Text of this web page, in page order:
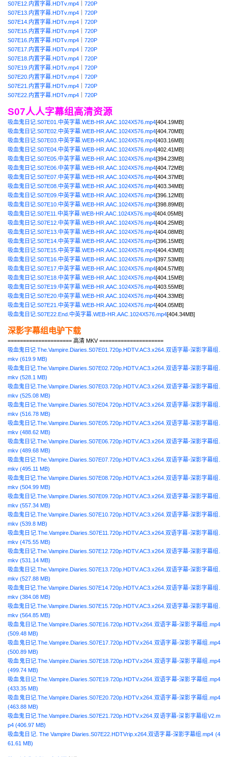
S07E12.内置字幕.HDTv.mp4
720P
S07E13.内置字幕.HDTv.mp4
720P
S07E14.内置字幕.HDTv.mp4
720P
S07E15.内置字幕.HDTv.mp4
720P
S07E16.内置字幕.HDTv.mp4
720P
S07E17.内置字幕.HDTv.mp4
720P
S07E18.内置字幕.HDTv.mp4
720P
S07E19.内置字幕.HDTv.mp4
720P
S07E20.内置字幕.HDTv.mp4
720P
S07E21.内置字幕.HDTv.mp4
720P
S07E22.内置字幕.HDTv.mp4
720P
S07人人字幕组高清资源
吸血鬼日记.S07E01.中英字幕.WEB-HR.AAC.1024X576.mp4[404.19MB]
吸血鬼日记.S07E02.中英字幕.WEB-HR.AAC.1024X576.mp4[404.70MB]
吸血鬼日记.S07E03.中英字幕.WEB-HR.AAC.1024X576.mp4[403.16MB]
吸血鬼日记.S07E04.中英字幕.WEB-HR.AAC.1024X576.mp4[402.41MB]
吸血鬼日记.S07E05.中英字幕.WEB-HR.AAC.1024X576.mp4[394.23MB]
吸血鬼日记.S07E06.中英字幕.WEB-HR.AAC.1024X576.mp4[404.72MB]
吸血鬼日记.S07E07.中英字幕.WEB-HR.AAC.1024X576.mp4[404.37MB]
吸血鬼日记.S07E08.中英字幕.WEB-HR.AAC.1024X576.mp4[403.34MB]
吸血鬼日记.S07E09.中英字幕.WEB-HR.AAC.1024X576.mp4[396.12MB]
吸血鬼日记.S07E10.中英字幕.WEB-HR.AAC.1024X576.mp4[398.89MB]
吸血鬼日记.S07E11.中英字幕.WEB-HR.AAC.1024X576.mp4[404.05MB]
吸血鬼日记.S07E12.中英字幕.WEB-HR.AAC.1024X576.mp4[404.25MB]
吸血鬼日记.S07E13.中英字幕.WEB-HR.AAC.1024X576.mp4[404.08MB]
吸血鬼日记.S07E14.中英字幕.WEB-HR.AAC.1024X576.mp4[396.15MB]
吸血鬼日记.S07E15.中英字幕.WEB-HR.AAC.1024X576.mp4[404.43MB]
吸血鬼日记.S07E16.中英字幕.WEB-HR.AAC.1024X576.mp4[397.53MB]
吸血鬼日记.S07E17.中英字幕.WEB-HR.AAC.1024X576.mp4[404.57MB]
吸血鬼日记.S07E18.中英字幕.WEB-HR.AAC.1024X576.mp4[404.15MB]
吸血鬼日记.S07E19.中英字幕.WEB-HR.AAC.1024X576.mp4[403.55MB]
吸血鬼日记.S07E20.中英字幕.WEB-HR.AAC.1024X576.mp4[404.33MB]
吸血鬼日记.S07E21.中英字幕.WEB-HR.AAC.1024X576.mp4[404.05MB]
吸血鬼日记.S07E22.End.中英字幕.WEB-HR.AAC.1024X576.mp4[404.34MB]
深影字幕组电驴下载
===================== 高清 MKV =====================
吸血鬼日记.The.Vampire.Diaries.S07E01.720p.HDTV.AC3.x264.双语字幕-深影字幕组.
mkv (619.9 MB)
吸血鬼日记.The.Vampire.Diaries.S07E02.720p.HDTV.AC3.x264.双语字幕-深影字幕组.
mkv (528.1 MB)
吸血鬼日记.The.Vampire.Diaries.S07E03.720p.HDTV.AC3.x264.双语字幕-深影字幕组.
mkv (525.08 MB)
吸血鬼日记.The.Vampire.Diaries.S07E04.720p.HDTV.AC3.x264.双语字幕-深影字幕组.
mkv (516.78 MB)
吸血鬼日记.The.Vampire.Diaries.S07E05.720p.HDTV.AC3.x264.双语字幕-深影字幕组.
mkv (488.62 MB)
吸血鬼日记.The.Vampire.Diaries.S07E06.720p.HDTV.AC3.x264.双语字幕-深影字幕组.
mkv (489.68 MB)
吸血鬼日记.The.Vampire.Diaries.S07E07.720p.HDTV.AC3.x264.双语字幕-深影字幕组.
mkv (495.11 MB)
吸血鬼日记.The.Vampire.Diaries.S07E08.720p.HDTV.AC3.x264.双语字幕-深影字幕组.
mkv (504.99 MB)
吸血鬼日记.The.Vampire.Diaries.S07E09.720p.HDTV.AC3.x264.双语字幕-深影字幕组.
mkv (557.34 MB)
吸血鬼日记.The.Vampire.Diaries.S07E10.720p.HDTV.AC3.x264.双语字幕-深影字幕组.
mkv (539.8 MB)
吸血鬼日记.The.Vampire.Diaries.S07E11.720p.HDTV.AC3.x264.双语字幕-深影字幕组.
mkv (475.55 MB)
吸血鬼日记.The.Vampire.Diaries.S07E12.720p.HDTV.AC3.x264.双语字幕-深影字幕组.
mkv (531.14 MB)
吸血鬼日记.The.Vampire.Diaries.S07E13.720p.HDTV.AC3.x264.双语字幕-深影字幕组.
mkv (527.88 MB)
吸血鬼日记.The.Vampire.Diaries.S07E14.720p.HDTV.AC3.x264.双语字幕-深影字幕组.
mkv (384.08 MB)
吸血鬼日记.The.Vampire.Diaries.S07E15.720p.HDTV.AC3.x264.双语字幕-深影字幕组.
mkv (564.85 MB)
吸血鬼日记.The.Vampire.Diaries.S07E16.720p.HDTV.x264.双语字幕-深影字幕组.mp4
(509.48 MB)
吸血鬼日记.The.Vampire.Diaries.S07E17.720p.HDTV.x264.双语字幕-深影字幕组.mp4
(500.89 MB)
吸血鬼日记.The.Vampire.Diaries.S07E18.720p.HDTV.x264.双语字幕-深影字幕组.mp4
(499.74 MB)
吸血鬼日记.The.Vampire.Diaries.S07E19.720p.HDTV.x264.双语字幕-深影字幕组.mp4
(433.35 MB)
吸血鬼日记.The.Vampire.Diaries.S07E20.720p.HDTV.x264.双语字幕-深影字幕组.mp4
(463.88 MB)
吸血鬼日记.The.Vampire.Diaries.S07E21.720p.HDTV.x264.双语字幕-深影字幕组V2.m
p4 (406.97 MB)
吸血鬼日记. The Vampire Diaries.S07E22.HDTVrip.x264.双语字幕-深影字幕组.mp4 (4
61.61 MB)